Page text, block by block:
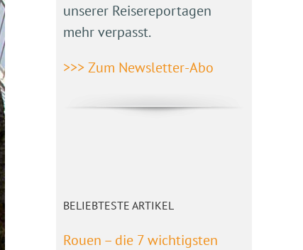
unserer Reisereportagen
mehr verpasst.
>>> Zum Newsletter-Abo
BELIEBTESTE ARTIKEL
Rouen – die 7 wichtigsten